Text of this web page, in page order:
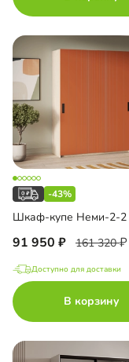
-43%
91 950 161 320
Доступно для доставки
В корзину